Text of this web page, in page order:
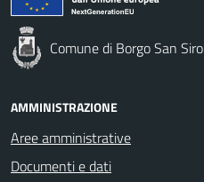
Comune di Borgo San Siro
AMMINISTRAZIONE
Aree amministrative
Documenti e dati